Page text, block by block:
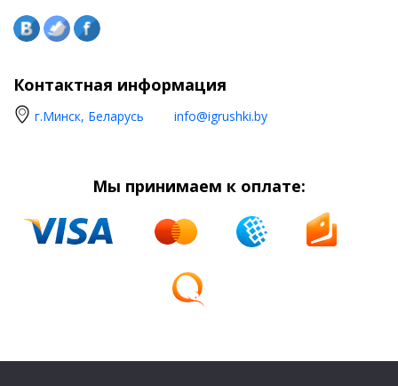
Контактная информация
г.Минск, Беларусь info@igrushki.by
Мы принимаем к оплате: